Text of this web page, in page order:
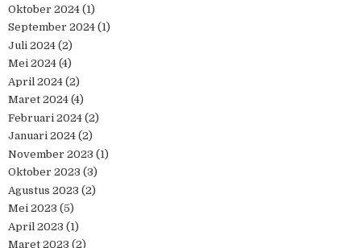
Oktober 2024 (1)
September 2024 (1)
Juli 2024 (2)
Mei 2024 (4)
April 2024 (2)
Maret 2024 (4)
Februari 2024 (2)
Januari 2024 (2)
November 2023 (1)
Oktober 2023 (3)
Agustus 2023 (2)
Mei 2023 (5)
April 2023 (1)
Maret 2023 (2)